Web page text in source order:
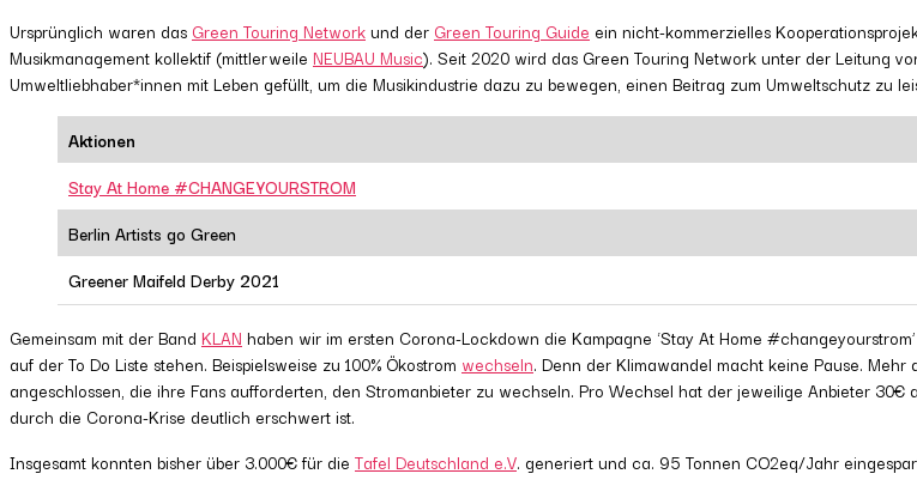
Ursprünglich waren das Green Touring Networkund der Green Touring Guide ein nicht-kommerzielles
Musikmanagement kollektif (mittlerweile NEUBAU Music). Seit 2020 wird das Green Touring Network unter der Leitung
Umweltliebhaber*innen mit Leben gefüllt, um die Musikindustrie dazu zu bewegen, einen Beitrag zum Umweltschutz zu
Aktionen
Stay At Home #CHANGEYOURSTROM
Berlin Artists go Green
Greener Maifeld Derby 2021
Gemeinsam mit der Band KLAN haben wir im ersten Corona-Lockdown die Kampagne ‘Stay At Home
auf der To Do Liste stehen. Beispielsweise zu 100% Ökostrom wechseln. Denn der Klimawandel macht keine Pause.
angeschlossen, die ihre Fans aufforderten, den Stromanbieter zu wechseln. Pro Wechsel hat der jeweilige Anbieter
durch die Corona-Krise deutlich erschwert ist.
Insgesamt konnten bisher über 3.000€ für die Tafel Deutschland e.V. generiert und ca. 95 Tonnen CO2eq/Jahr